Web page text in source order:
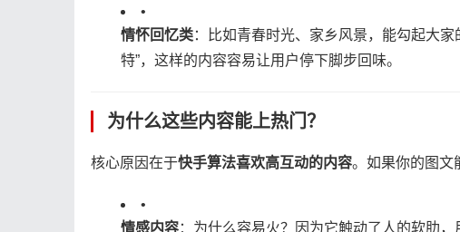
•
​情怀回忆类​：比如青春时光、家乡风景，能勾起大
特”，这样的内容容易让用户停下脚步回味。
为什么这些内容能上热门？
核心原因在于​​快手算法喜欢高互动的内容​。如果你的图文
•
​情感内容​：为什么容易火？因为它触动了人的软肋